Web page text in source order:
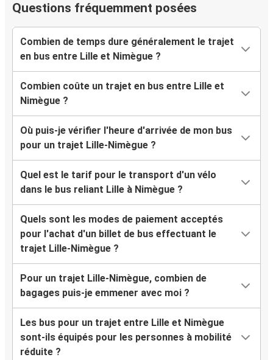
Questions fréquemment posées
Combien de temps dure généralement le trajet
en bus entre Lille et Nimègue ?
Combien coûte un trajet en bus entre Lille et
Nimègue ?
Où puis-je vérifier l'heure d'arrivée de mon bus
pour un trajet Lille-Nimègue ?
Quel est le tarif pour le transport d'un vélo
dans le bus reliant Lille à Nimègue ?
Quels sont les modes de paiement acceptés
pour l'achat d'un billet de bus effectuant le
trajet Lille-Nimègue ?
Pour un trajet Lille-Nimègue, combien de
bagages puis-je emmener avec moi ?
Les bus pour un trajet entre Lille et Nimègue
sont-ils équipés pour les personnes à mobilité
réduite ?